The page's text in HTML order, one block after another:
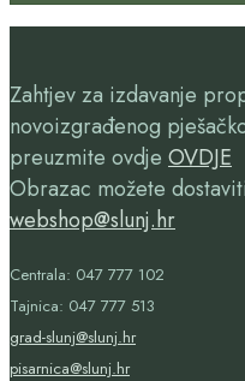
Zahtjev za izdavanje
novoizgrađenog
preuzmite ovdje OVDJE
Obrazac možete
webshop@slunj.hr
Centrala: 047 777 102
Tajnica: 047 777 513
grad-slunj@slunj.hr
pisarnica@slunj.hr